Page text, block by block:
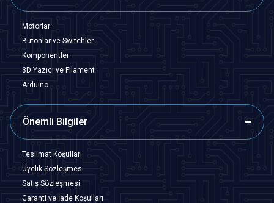
Motorlar
Butonlar ve Switchler
Komponentler
3D Yazıcı ve Filament
Arduino
Önemli Bilgiler
Teslimat Koşulları
Üyelik Sözleşmesi
Satış Sözleşmesi
Garanti ve İade Koşulları